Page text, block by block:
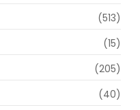
(513)
(15)
(205)
(40)